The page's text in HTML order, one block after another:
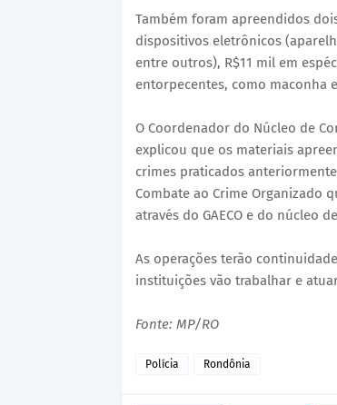
Também foram apreendidos
dispositivos eletrônicos
entre outros), R$11 mil em
entorpecentes, como maconha
O Coordenador do Núcleo de
explicou que os materiais
crimes praticados
Combate ao Crime Organizado
através do GAECO e do núcleo
As operações terão
instituições vão trabalhar e
Fonte: MP/RO
Polícia Rondônia